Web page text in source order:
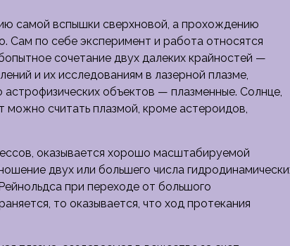
самой вспышки сверхновой, а прохождению
Сам по себе эксперимент и работа относятся
сочетание двух далеких крайностей —
и их исследованиям в лазерной плазме,
объектов — плазменные. Солнце,
считать плазмой, кроме астероидов,
оказывается хорошо масштабируемой
двух или большего числа
при переходе от большого
то оказывается, что ход протекания